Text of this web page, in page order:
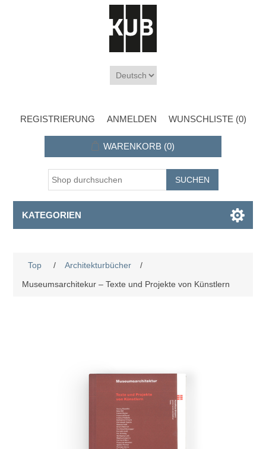
REGISTRIERUNG ANMELDEN WUNSCHLISTE (0)
WARENKORB (0)
KATEGORIEN
Top / Architekturbücher
/
Museumsarchitekur – Texte und Projekte von Künstlern